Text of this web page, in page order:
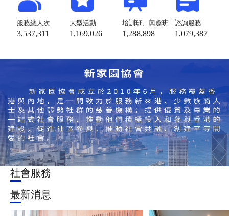
服務總人次
3,537,311
大型活動
1,169,026
培訓班、興趣班
1,288,898
諮詢服務
1,079,387
社會服務
最新消息